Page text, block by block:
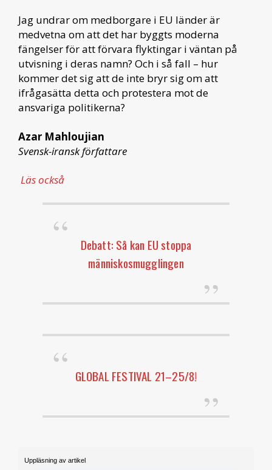
Jag undrar om medborgare i EU länder är
medvetna om att det har byggts moderna
fängelser för att förvara flyktingar i väntan på
utvisning i deras namn? Och i så fall – hur
kommer det sig att de inte bryr sig om att
ifrågasätta detta och protestera mot de
ansvariga politikerna?
Azar Mahloujian
Svensk-iransk författare
Läs också
Debatt: Så kan EU stoppa
människosmugglingen
GLOBAL FESTIVAL 21–25/8!
Uppläsning av artikel